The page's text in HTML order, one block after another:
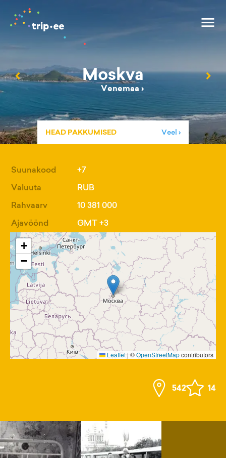
‹ Moskva
Venemaa ›
›
HEAD PAKKUMISED Veel ›
Suunakood
+7
Valuuta
RUB
Rahvaarv
10 381 000
Ajavöönd
GMT +3
+
−
Leaflet | ©OpenStreetMapcontributors
542 14